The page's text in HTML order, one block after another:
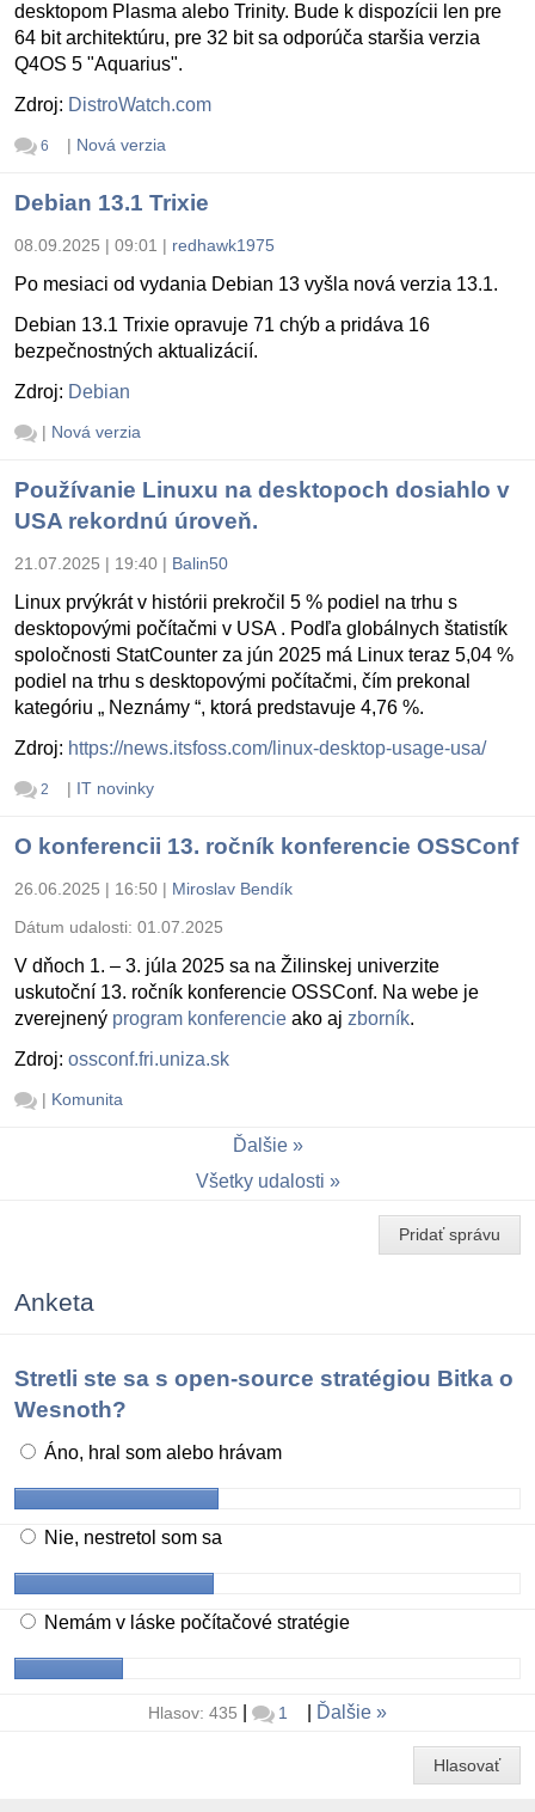
desktopom Plasma alebo Trinity. Bude k dispozícii len pre
64 bit architektúru, pre 32 bit sa odporúča staršia verzia
Q4OS 5 "Aquarius".
Zdroj: DistroWatch.com
6 | Nová verzia
Debian 13.1 Trixie
08.09.2025 | 09:01 | redhawk1975
Po mesiaci od vydania Debian 13 vyšla nová verzia 13.1.
Debian 13.1 Trixie opravuje 71 chýb a pridáva 16
bezpečnostných aktualizácií.
Zdroj: Debian
| Nová verzia
Používanie Linuxu na desktopoch dosiahlo v
USA rekordnú úroveň.
21.07.2025 | 19:40 | Balin50
Linux prvýkrát v histórii prekročil 5 % podiel na trhu s
desktopovými počítačmi v USA . Podľa globálnych štatistík
spoločnosti StatCounter za jún 2025 má Linux teraz 5,04 %
podiel na trhu s desktopovými počítačmi, čím prekonal
kategóriu „ Neznámy “, ktorá predstavuje 4,76 %.
Zdroj: https://news.itsfoss.com/linux-desktop-usage-usa/
2 | IT novinky
O konferencii 13. ročník konferencie OSSConf
26.06.2025 | 16:50 | Miroslav Bendík
Dátum udalosti: 01.07.2025
V dňoch 1. – 3. júla 2025 sa na Žilinskej univerzite
uskutoční 13. ročník konferencie OSSConf. Na webe je
zverejnený program konferencie ako aj zborník.
Zdroj: ossconf.fri.uniza.sk
| Komunita
Ďalšie
Všetky udalosti
Pridať správu
Anketa
Stretli ste sa s open-source stratégiou Bitka o
Wesnoth?
Áno, hral som alebo hrávam
Nie, nestretol som sa
Nemám v láske počítačové stratégie
Hlasov: 435 1 Ďalšie
Hlasovať